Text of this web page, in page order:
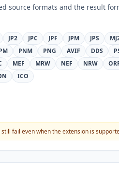
source formats and the result
JP2 JPC JPF JPM JPS
PNM PNG AVIF DDS
MEF MRW NEF NRW
ICO
fail even when the extension is